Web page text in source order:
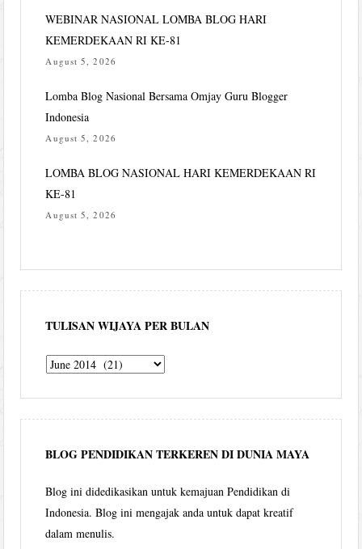
WEBINAR NASIONAL LOMBA BLOG HARI
KEMERDEKAAN RI KE-81
August 5, 2026
Lomba Blog Nasional Bersama Omjay Guru Blogger
Indonesia
August 5, 2026
LOMBA BLOG NASIONAL HARI KEMERDEKAAN RI
KE-81
August 5, 2026
TULISAN WIJAYA PER BULAN
Tulisan
per
bulan
BLOG PENDIDIKAN TERKEREN DI DUNIA MAYA
Blog ini didedikasikan untuk kemajuan Pendidikan di
Indonesia. Blog ini mengajak anda untuk dapat kreatif
dalam menulis.